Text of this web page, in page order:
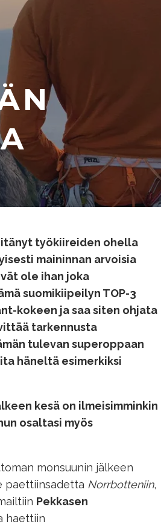
työkiireiden ohella
maininnan arvoisia
ole ihan joka
suomikiipeilyn TOP-3
-kokeen ja saa siten ohjata
tarkennusta
tulevan superoppaan
häneltä esimerkiksi
kesä on ilmeisimminkin
osaltasi myös
monsuunin jälkeen
paettiinsadetta Norrbotteniin,
Pekkasen
haettiin